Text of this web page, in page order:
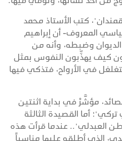
كتب الأستاذ محمد
المعروف- أن إبراهيم
وضبطه، وأنه من
كيف يهذِّبون النفوس بمثل
في الأرواح، فتذكي فيها
مؤشَّرْ في بداية اثنتين
أما القصيدة الثالثة
العبدلي".. عندما قرأت هذه
الذي أطلقه عليها مناسباً